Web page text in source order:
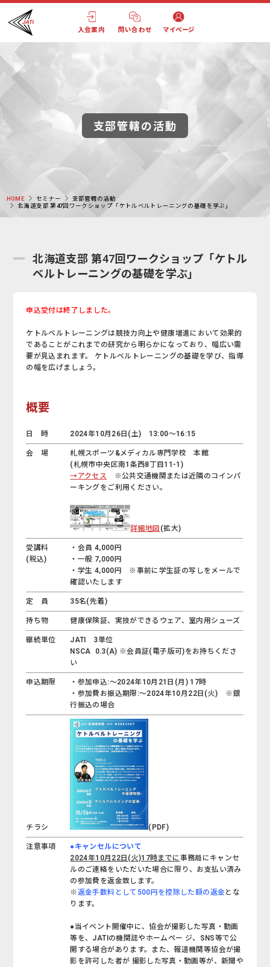
入会案内 問い合わせ マイページ
支部管轄の活動
HOME セミナー
支部管轄の活動
北海道支部 第47回ワークショップ「ケトルベルトレーニングの基礎を学ぶ」
北海道支部 第47回ワークショップ「ケトル
ベルトレーニングの基礎を学ぶ」
申込受付は終了しました。
ケトルベルトレーニングは競技力向上や健康増進において効果的
であることがこれまでの研究から明らかになっており、幅広い需
要が見込まれます。 ケトルベルトレーニングの基礎を学び、指導
の幅を広げましょう。
概要
日 時 2024年10月26日(土) 13:00～16:15
会 場
札幌スポーツ&メディカル専門学校 本館
(札幌市中央区南1条西8丁目11-1)
→アクセス ※公共交通機関または近隣のコインパ
ーキングをご利用ください。
詳細地図 (拡大)
受講料
(税込)
・会員 4,000円
・一般 7,000円
・学生 4,000円 ※事前に学生証の写しをメールで
確認いたします
定 員 35名(先着)
持ち物 健康保険証、実技ができるウェア、室内用シューズ
継続単位
JATI 3単位
NSCA 0.3(A) ※会員証(電子版可)をお持ちくださ
い
申込期限
・参加申込:～2024年10月21日(月) 17時
・参加費お振込期限:～2024年10月22日(火) ※銀
行振込の場合
チラシ (PDF)
注意事項
●キャンセルについて
2024年10月22日(火)17時までに 事務局にキャンセ
ルのご連絡をいただいた場合に限り、お支払い済み
の参加費を返金致します。
※返金手数料として500円を控除した額の返金 とな
ります。
●当イベント開催中に、協会が撮影した写真・動画
等を、JATIの機関誌やホームペー ジ、SNS等で公
開する場合があります。また、報道機関等協会が撮
影を許可した者が 撮影した写真・動画等が、新聞や